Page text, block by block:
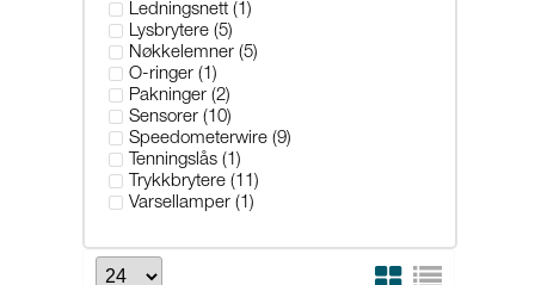
Ledningsnett (1)
Lysbrytere (5)
Nøkkelemner (5)
O-ringer (1)
Pakninger (2)
Sensorer (10)
Speedometerwire (9)
Tenningslås (1)
Trykkbrytere (11)
Varsellamper (1)